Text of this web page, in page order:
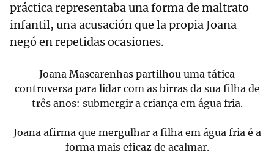
práctica representaba una forma de maltrato
infantil, una acusación que la propia Joana
negó en repetidas ocasiones.
Joana Mascarenhas partilhou uma tática
controversa para lidar com as birras da sua filha de
três anos: submergir a criança em água fria.
Joana afirma que mergulhar a filha em água fria é a
forma mais eficaz de acalmar.